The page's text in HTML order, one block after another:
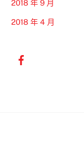
2018 年 9 月
2018 年 4 月